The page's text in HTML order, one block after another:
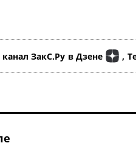
ЗакС.Ру в Дзене ,